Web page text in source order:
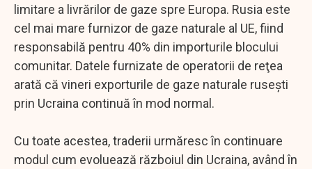
limitare a livrărilor de gaze spre Europa. Rusia este
cel mai mare furnizor de gaze naturale al UE, fiind
responsabilă pentru 40% din importurile blocului
comunitar. Datele furnizate de operatorii de reţea
arată că vineri exporturile de gaze naturale ruseşti
prin Ucraina continuă în mod normal.
Cu toate acestea, traderii urmăresc în continuare
modul cum evoluează războiul din Ucraina, având în